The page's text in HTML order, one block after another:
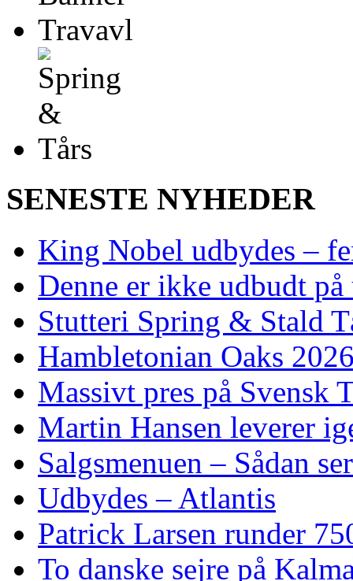
SENESTE NYHEDER
King Nobel udbydes –
Denne er ikke udbudt
Stutteri Spring & Stald
Hambletonian Oaks
Massivt pres på Svensk
Martin Hansen leverer
Salgsmenuen – Sådan
Udbydes – Atlantis
Patrick Larsen runder
To danske sejre på